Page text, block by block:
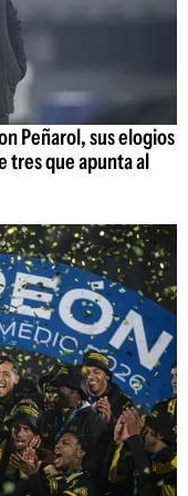
Peñarol, sus elogios
tres que apunta al